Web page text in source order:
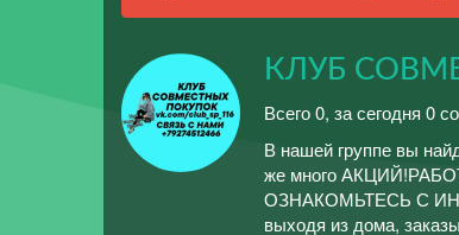
КЛУБ
Всего 0, за сегодня 0
В нашей группе вы
же много
ОЗНАКОМЬТЕСЬ С
выходя из дома,